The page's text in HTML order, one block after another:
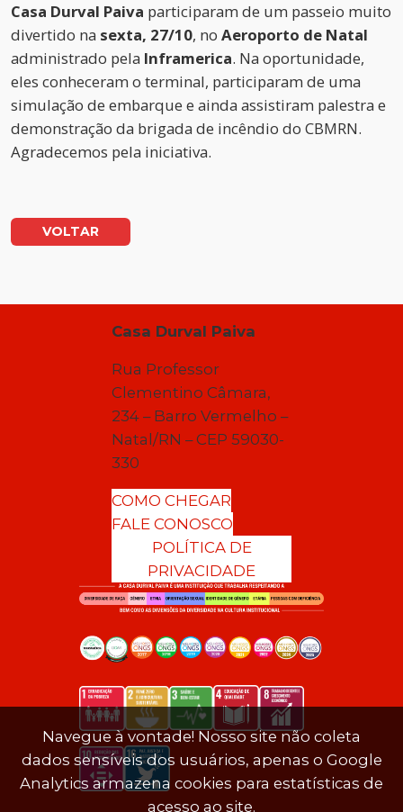
Casa Durval Paiva participaram de um passeio muito
divertido na sexta, 27/10, no Aeroporto de Natal
administrado pela Inframerica. Na oportunidade,
eles conheceram o terminal, participaram de uma
simulação de embarque e ainda assistiram palestra e
demonstração da brigada de incêndio do CBMRN.
Agradecemos pela iniciativa.
VOLTAR
Casa Durval Paiva
Rua Professor
Clementino Câmara,
234 – Barro Vermelho –
Natal/RN – CEP 59030-
330
COMO CHEGAR
FALE CONOSCO
POLÍTICA DE
PRIVACIDADE
Navegue à vontade! Nosso site não coleta
dados sensíveis dos usuários, apenas o Google
Analytics armazena cookies para estatísticas de
acesso ao site.